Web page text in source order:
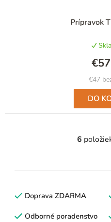
Prípravok
€47
DO
l
6
Doprava ZDARMA
Odborné poradenstvo